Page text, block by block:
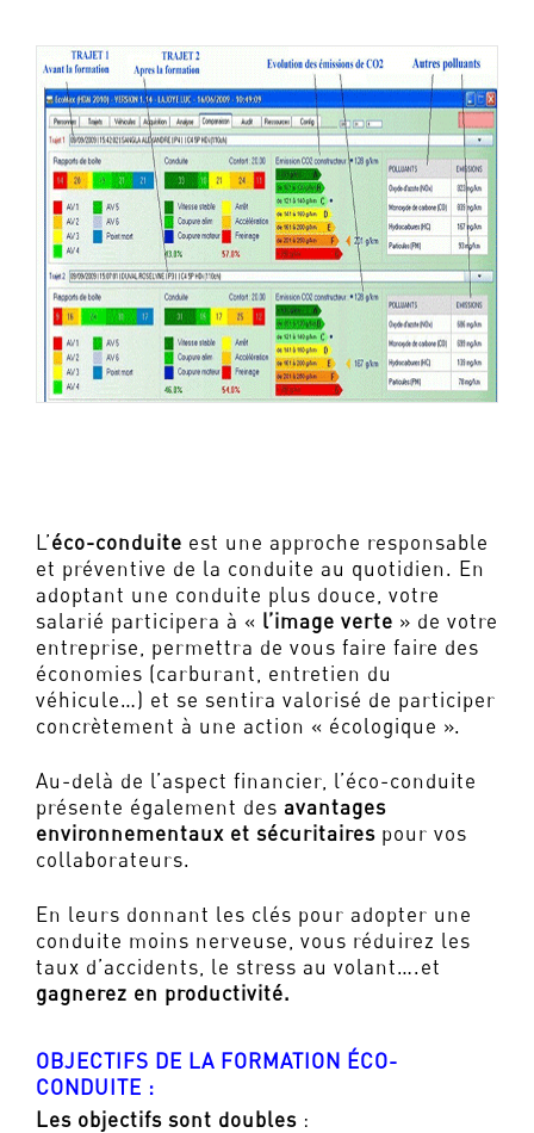
L’éco-conduite est une approche responsable
et préventive de la conduite au quotidien. En
adoptant une conduite plus douce, votre
salarié participera à « l’image verte » de votre
entreprise, permettra de vous faire faire des
économies (carburant, entretien du
véhicule…) et se sentira valorisé de participer
concrètement à une action « écologique ».
Au-delà de l’aspect financier, l’éco-conduite
présente également des avantages
environnementaux et sécuritaires pour vos
collaborateurs.
En leurs donnant les clés pour adopter une
conduite moins nerveuse, vous réduirez les
taux d’accidents, le stress au volant….et
gagnerez en productivité.
OBJECTIFS DE LA FORMATION ÉCO-
CONDUITE :
Les objectifs sont doubles :